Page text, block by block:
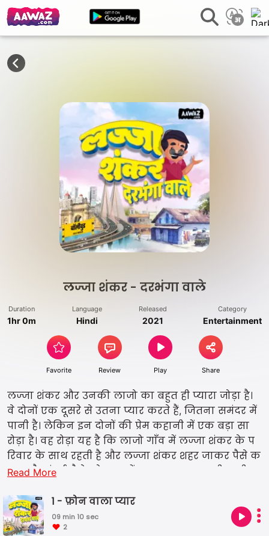
लज्जा शंकर - दरभंगा वाले
Duration
1hr 0m
Language
Hindi
Released
2021
Category
Entertainment
Favorite Review Play Share
लज्जा शंकर और उनकी लाजो का बहुत ही प्यारा जोड़ा है।
वे दोनों एक दूसरे से उतना प्यार करते हैं, जितना समंदर में
पानी है। लेकिन इन दोनों की प्रेम कहानी में एक बड़ा सा
रोड़ा है। वह रोड़ा यह है कि लाजो गाँव में लज्जा शंकर के प
रिवार के साथ रहती है और लज्जा शंकर शहर जाकर पैसे क
माता है। मुंबई जैसे बड़े शहर में रहकर लज्जा अपनी पत्नी
रता है और कहता है कि वो उससे बहुत प्यार करता है। पर इ
न सब में एक बात है, एक ऐसा राज़ है जो लज्जा ने अपनी प
त्नी से छिपाया है। इस कहानी में आपको लज्जा के इसी राज़
Read More
1 - फ़ोन वाला प्यार
09 min 10 sec
2